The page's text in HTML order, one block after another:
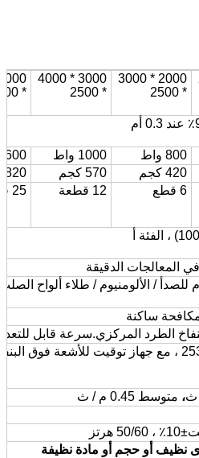
2000 * 3000
* 2500
3000 * 4000
* 2500
* 2500
800 واط 1000 واط
1600
420 كجم 570 كجم
820 كجم
6 قطع 12 قطعة 25 قطعة
المعالجات الدقيقة
للصدأ / الألومنيوم / طلاء ألواح
مكافحة ساكنة
الطرد المركزي.سرعة قابل
، متوسط ​​0.45 م / ث
±10٪ ، 50/60 هرتز
أو حجم أو مادة نظيفة